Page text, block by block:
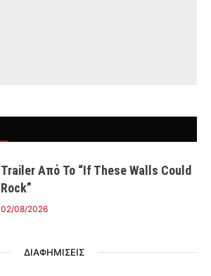
Trailer Από Το “If These Walls Could
Rock”
02/08/2026
ΔΙΑΦΗΜΙΣΕΙΣ